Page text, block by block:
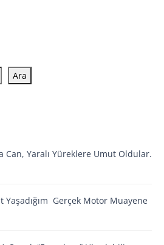
Ara
Can, Yaralı Yüreklere Umut Oldular.
Yaşadığım Gerçek Motor Muayene